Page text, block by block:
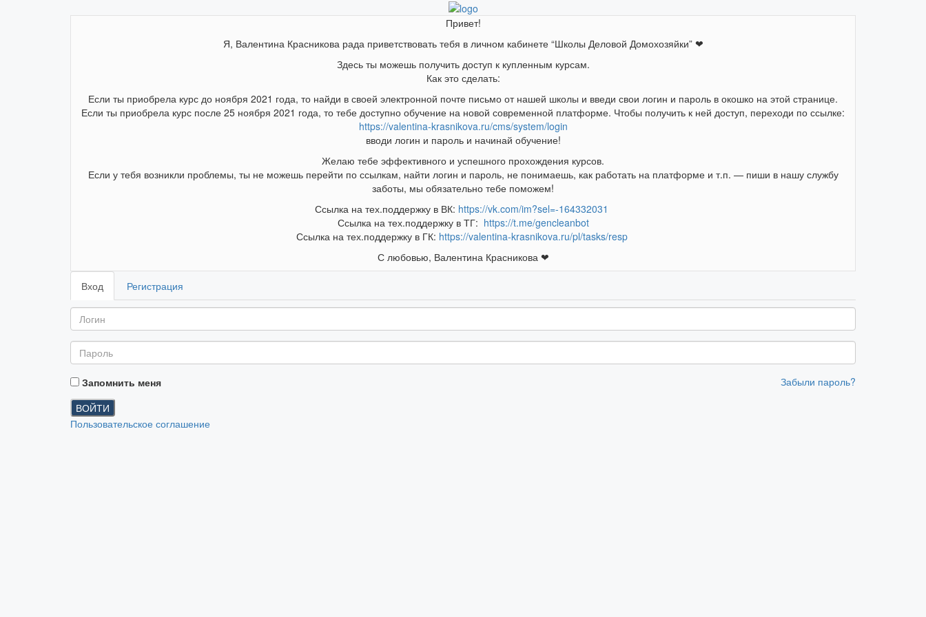
Привет!
Я, Валентина Красникова рада приветствовать тебя в личном кабинете “Школы Деловой Домохозяйки” ❤
Здесь ты можешь получить доступ к купленным курсам.
Как это сделать:
Если ты приобрела курс до ноября 2021 года, то найди в своей электронной почте письмо от нашей школы и введи свои логин и пароль в окошко на этой странице.
Если ты приобрела курс после 25 ноября 2021 года, то тебе доступно обучение на новой современной платформе. Чтобы получить к ней доступ, переходи по ссылке:
https://valentina-krasnikova.ru/cms/system/login
вводи логин и пароль и начинай обучение!
Желаю тебе эффективного и успешного прохождения курсов.
Если у тебя возникли проблемы, ты не можешь перейти по ссылкам, найти логин и пароль, не понимаешь, как работать на платформе и т.п. — пиши в нашу службу
заботы, мы обязательно тебе поможем!
Ссылка на тех.поддержку в ВК: https://vk.com/im?sel=-164332031
Ссылка на тех.поддержку в ТГ: https://t.me/gencleanbot
Ссылка на тех.поддержку в ГК: https://valentina-krasnikova.ru/pl/tasks/resp
С любовью, Валентина Красникова ❤
Вход Регистрация
Запомнить меня
Забыли пароль?
ВОЙТИ
Пользовательское соглашение